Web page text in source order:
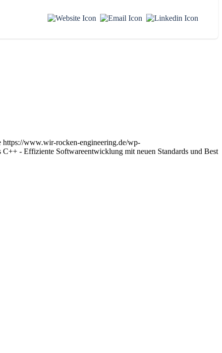
https://www.wir-rocken-engineering.de/wp-
- Effiziente Softwareentwicklung mit neuen Standards und Best